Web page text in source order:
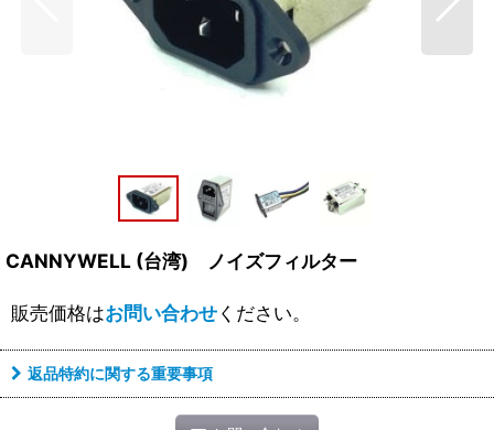
CANNYWELL (台湾) ノイズフィルター
販売価格はお問い合わせください。
返品特約に関する重要事項